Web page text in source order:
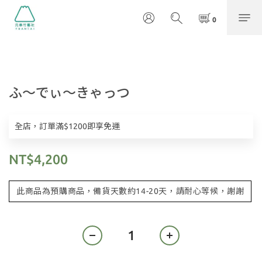
ふ〜でぃ〜きゃっつ
全店，訂單滿$1200即享免運
NT$4,200
此商品為預購商品，備貨天數約14-20天，請耐心等候，謝謝